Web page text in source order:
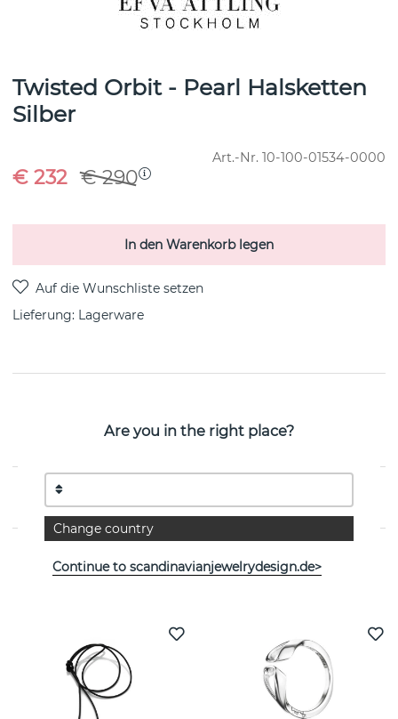
Twisted Orbit - Pearl Halsketten
Silber
Art.-Nr. 10-100-01534-0000
€ 290
€ 232
In den Warenkorb legen
Lieferung: Lagerware
Twisted Orbit - Pearl Halsketten Sterlingsilber von der
EIGENSCHAFTEN
Are you in the right place?
Change country
Continue to scandinavianjewelrydesign.de>